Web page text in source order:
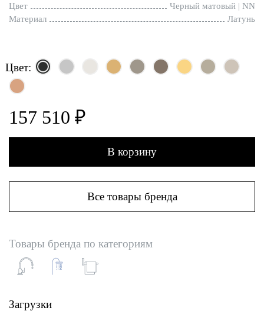
Цвет
Черный матовый | NN
Материал
Латунь
Цвет:
157 510 ₽
В корзину
Все товары бренда
Товары бренда по категориям
Загрузки